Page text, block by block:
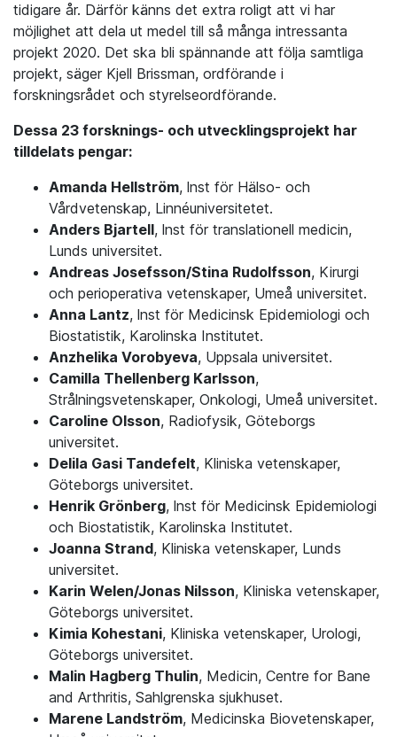
tidigare år. Därför känns det extra roligt att vi har
möjlighet att dela ut medel till så många intressanta
projekt 2020. Det ska bli spännande att följa samtliga
projekt, säger Kjell Brissman, ordförande i
forskningsrådet och styrelseordförande.
Dessa 23 forsknings- och utvecklingsprojekt har
tilldelats pengar:
Amanda Hellström, lnst för Hälso- och
Vårdvetenskap, Linnéuniversitetet.
Anders Bjartell, lnst för translationell medicin,
Lunds universitet.
Andreas Josefsson/Stina Rudolfsson, Kirurgi
och perioperativa vetenskaper, Umeå universitet.
Anna Lantz, lnst för Medicinsk Epidemiologi och
Biostatistik, Karolinska Institutet.
Anzhelika Vorobyeva, Uppsala universitet.
Camilla Thellenberg Karlsson,
Strålningsvetenskaper, Onkologi, Umeå universitet.
Caroline Olsson, Radiofysik, Göteborgs
universitet.
Delila Gasi Tandefelt, Kliniska vetenskaper,
Göteborgs universitet.
Henrik Grönberg, lnst för Medicinsk Epidemiologi
och Biostatistik, Karolinska Institutet.
Joanna Strand, Kliniska vetenskaper, Lunds
universitet.
Karin Welen/Jonas Nilsson, Kliniska vetenskaper,
Göteborgs universitet.
Kimia Kohestani, Kliniska vetenskaper, Urologi,
Göteborgs universitet.
Malin Hagberg Thulin, Medicin, Centre for Bane
and Arthritis, Sahlgrenska sjukhuset.
Marene Landström, Medicinska Biovetenskaper,